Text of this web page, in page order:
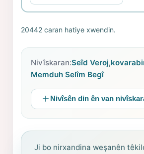
20442 caran hatiye xwendin.
Nivîskaran:Seîd Veroj,
Memduh Selîm Begî
Nivîsên din ên van
Ji bo nirxandina weşanên